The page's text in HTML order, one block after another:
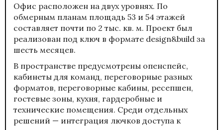
Офис расположен на двух уровнях. По
обмерным планам площадь 53 и 54 этажей
составляет почти по 2 тыс. кв. м. Проект был
реализован под ключ в формате design&build за
шесть месяцев.
В пространстве предусмотрены опенспейс,
кабинеты для команд, переговорные разных
форматов, переговорные кабины, ресепшен,
гостевые зоны, кухня, гардеробные и
технические помещения. Среди отдельных
решений — интеграция лючков доступа к